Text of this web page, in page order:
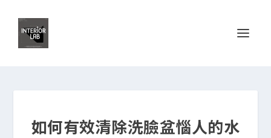
如何有效清除洗臉盆惱人的水